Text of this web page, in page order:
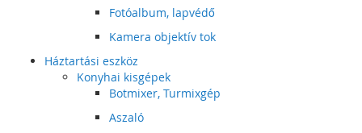
Fotóalbum, lapvédő
Kamera objektív tok
Háztartási eszköz
Konyhai kisgépek
Botmixer, Turmixgép
Aszaló